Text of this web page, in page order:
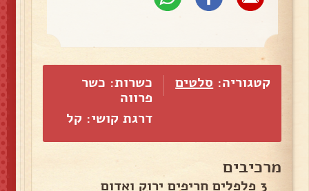
קטגוריה: סלטים
כשרות: כשר
פרווה
דרגת קושי: קל
מרכיבים
3 פלפלים חריפים ירוק ואדום